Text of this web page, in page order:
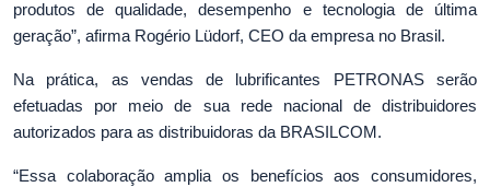
produtos de qualidade, desempenho e tecnologia de última
geração”, afirma Rogério Lüdorf, CEO da empresa no Brasil.
Na prática, as vendas de lubrificantes PETRONAS serão
efetuadas por meio de sua rede nacional de distribuidores
autorizados para as distribuidoras da BRASILCOM.
“Essa colaboração amplia os benefícios aos consumidores,